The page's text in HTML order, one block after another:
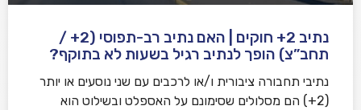
נתיב 2+ חוקים | האם נתיב רב-תפוסי (2+ /
תחב”צ) הופך לנתיב רגיל בשעות לא בתוקף?
נתיבי תחבורה ציבורית ו/או לרכבים עם שני נוסעים או יותר
(2+) הם מסלולים שסימונם על האספלט ובשילוט הוא